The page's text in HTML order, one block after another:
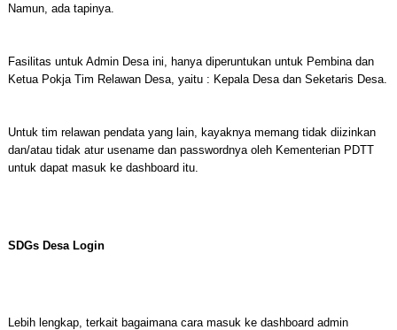
Namun, ada tapinya.
Fasilitas untuk Admin Desa ini, hanya diperuntukan untuk Pembina dan
Ketua Pokja Tim Relawan Desa, yaitu : Kepala Desa dan Seketaris Desa.
Untuk tim relawan pendata yang lain, kayaknya memang tidak diizinkan
dan/atau tidak atur usename dan passwordnya oleh Kementerian PDTT
untuk dapat masuk ke dashboard itu.
SDGs Desa Login
Lebih lengkap, terkait bagaimana cara masuk ke dashboard admin